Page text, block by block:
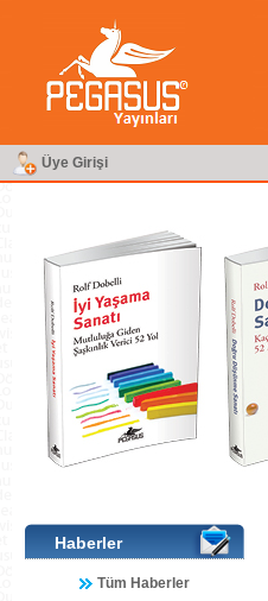
Üye Girişi
Haberler
Tüm Haberler